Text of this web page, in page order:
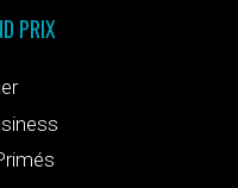
PRIX